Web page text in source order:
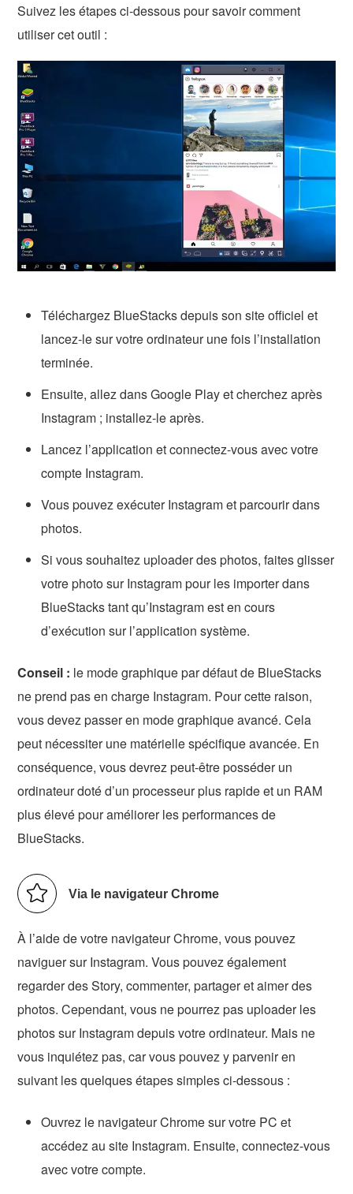
Suivez les étapes ci-dessous pour savoir comment
utiliser cet outil :
Téléchargez BlueStacks depuis son site officiel et
lancez-le sur votre ordinateur une fois l’installation
terminée.
Ensuite, allez dans Google Play et cherchez après
Instagram ; installez-le après.
Lancez l’application et connectez-vous avec votre
compte Instagram.
Vous pouvez exécuter Instagram et parcourir dans
photos.
Si vous souhaitez uploader des photos, faites glisser
votre photo sur Instagram pour les importer dans
BlueStacks tant qu’Instagram est en cours
d’exécution sur l’application système.
Conseil : le mode graphique par défaut de BlueStacks
ne prend pas en charge Instagram. Pour cette raison,
vous devez passer en mode graphique avancé. Cela
peut nécessiter une matérielle spécifique avancée. En
conséquence, vous devrez peut-être posséder un
ordinateur doté d’un processeur plus rapide et un RAM
plus élevé pour améliorer les performances de
BlueStacks.
Via le navigateur Chrome
À l’aide de votre navigateur Chrome, vous pouvez
naviguer sur Instagram. Vous pouvez également
regarder des Story, commenter, partager et aimer des
photos. Cependant, vous ne pourrez pas uploader les
photos sur Instagram depuis votre ordinateur. Mais ne
vous inquiétez pas, car vous pouvez y parvenir en
suivant les quelques étapes simples ci-dessous :
Ouvrez le navigateur Chrome sur votre PC et
accédez au site Instagram. Ensuite, connectez-vous
avec votre compte.